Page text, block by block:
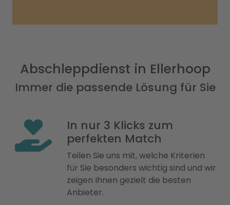
Abschleppdienst in Ellerhoop
Immer die passende Lösung für Sie
In nur 3 Klicks zum
perfekten Match
Teilen Sie uns mit, welche Kriterien
für Sie besonders wichtig sind und wir
zeigen Ihnen gezielt die besten
Anbieter.